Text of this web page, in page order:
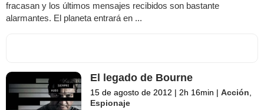
fracasan y los últimos mensajes recibidos son bastante
alarmantes. El planeta entrará en ...
El legado de Bourne
15 de agosto de 2012 | 2h 16min | Acción,
Espionaje